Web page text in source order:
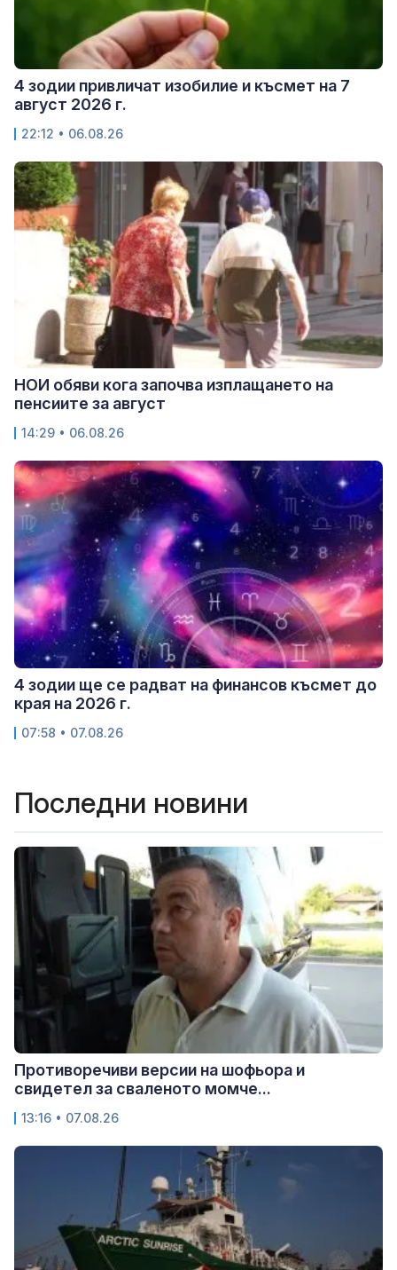
4 зодии привличат изобилие и късмет на 7
август 2026 г.
22:12 • 06.08.26
НОИ обяви кога започва изплащането на
пенсиите за август
14:29 • 06.08.26
4 зодии ще се радват на финансов късмет до
края на 2026 г.
07:58 • 07.08.26
Последни новини
Противоречиви версии на шофьора и
свидетел за сваленото момче...
13:16 • 07.08.26